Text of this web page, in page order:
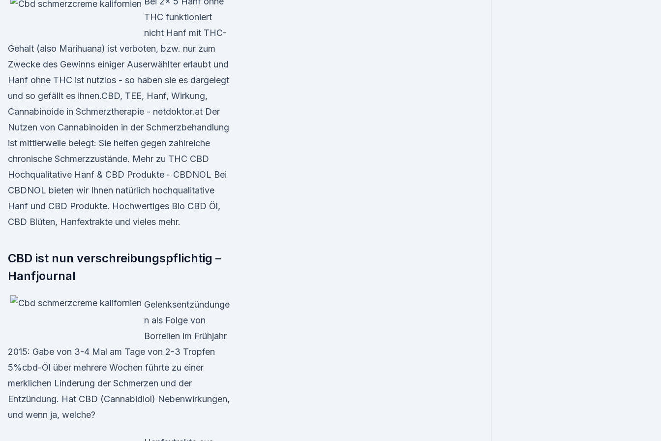
THC funktioniert
nicht Hanf mit THC-
Gehalt (also Marihuana) ist verboten, bzw. nur zum
Zwecke des Gewinns einiger Auserwählter erlaubt und
Hanf ohne THC ist nutzlos - so haben sie es dargelegt
und so gefällt es ihnen.CBD, TEE, Hanf, Wirkung,
Cannabinoide in Schmerztherapie - netdoktor.at Der
Nutzen von Cannabinoiden in der Schmerzbehandlung
ist mittlerweile belegt: Sie helfen gegen zahlreiche
chronische Schmerzzustände. Mehr zu THC CBD
Hochqualitative Hanf & CBD Produkte - CBDNOL Bei
CBDNOL bieten wir Ihnen natürlich hochqualitative
Hanf und CBD Produkte. Hochwertiges Bio CBD Öl,
CBD Blüten, Hanfextrakte und vieles mehr.
CBD ist nun verschreibungspflichtig –
Hanfjournal
Gelenksentzündunge
n als Folge von
Borrelien im Frühjahr
2015: Gabe von 3-4 Mal am Tage von 2-3 Tropfen
5%cbd-Öl über mehrere Wochen führte zu einer
merklichen Linderung der Schmerzen und der
Entzündung. Hat CBD (Cannabidiol) Nebenwirkungen,
und wenn ja, welche?